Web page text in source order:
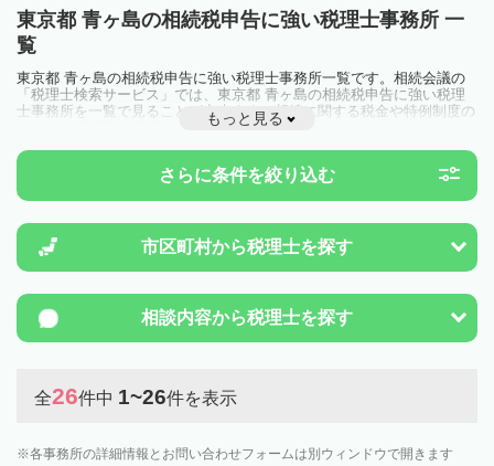
東京都 青ヶ島の相続税申告に強い税理士事務所 一
覧
東京都 青ヶ島の相続税申告に強い税理士事務所一覧です。相続会議の
「税理士検索サービス」では、東京都 青ヶ島の相続税申告に強い税理
士事務所を一覧で見ることが出来ます。相続に関する税金や特例制度の
ことは一度近隣の税理士に相談してみましょう。
もっと見る
さらに条件を絞り込む
市区町村から税理士を探す
相談内容から税理士を探す
全26件中 1~26件を表示
各事務所の詳細情報とお問い合わせフォームは別ウィンドウで開きます